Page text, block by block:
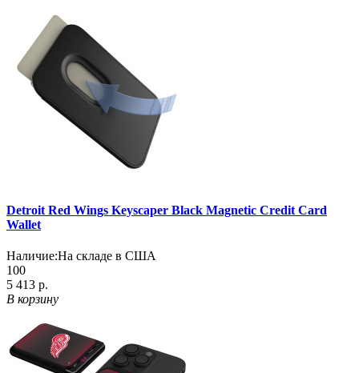
Detroit Red Wings Keyscaper Black Magnetic Credit Card
Wallet
Наличие:На складе в США
100
5 413 р.
В корзину